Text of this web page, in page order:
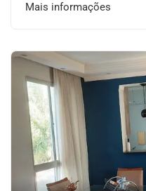
Mais informações